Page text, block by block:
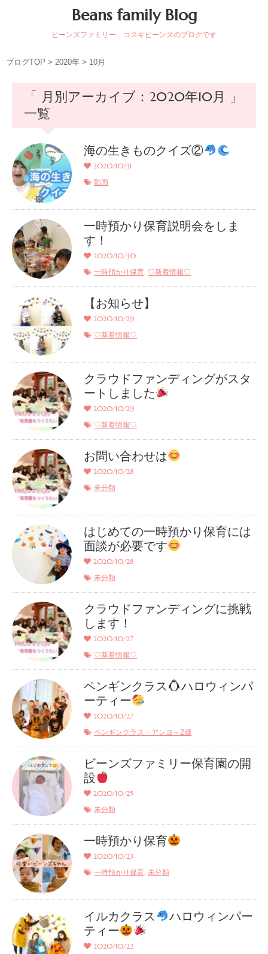
Beans family Blog
ビーンズファミリー コスギビーンズのブログです
ブログTOP > 2020年 > 10月
「 月別アーカイブ：2020年10月 」
一覧
海の生きものクイズ②
2020/10/31
動画
一時預かり保育説明会をしま
す！
2020/10/30
一時預かり保育, ♡新着情報♡
【お知らせ】
2020/10/29
♡新着情報♡
クラウドファンディングがスタ
ートしました
2020/10/29
♡新着情報♡
お問い合わせは
2020/10/28
未分類
はじめての一時預かり保育には
面談が必要です
2020/10/28
未分類
クラウドファンディングに挑戦
します！
2020/10/27
♡新着情報♡
ペンギンクラス
ハロウィンパ
ーティー
2020/10/27
ペンギンクラス・アンヨ～2歳
ビーンズファミリー保育園の開
設
2020/10/25
未分類
一時預かり保育
2020/10/23
一時預かり保育, 未分類
イルカクラス
ハロウィンパー
ティー
2020/10/22